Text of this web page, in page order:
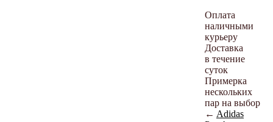
Оплата
наличными
курьеру
Доставка
в течение
суток
Примерка
нескольких
пар на выбор
← Adidas